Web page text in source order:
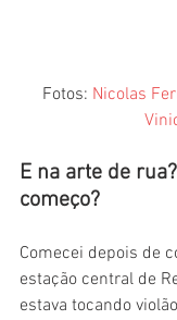
Fotos: Nicolas
E na arte de
começo?
Comecei depois de
estação central de
estava tocando